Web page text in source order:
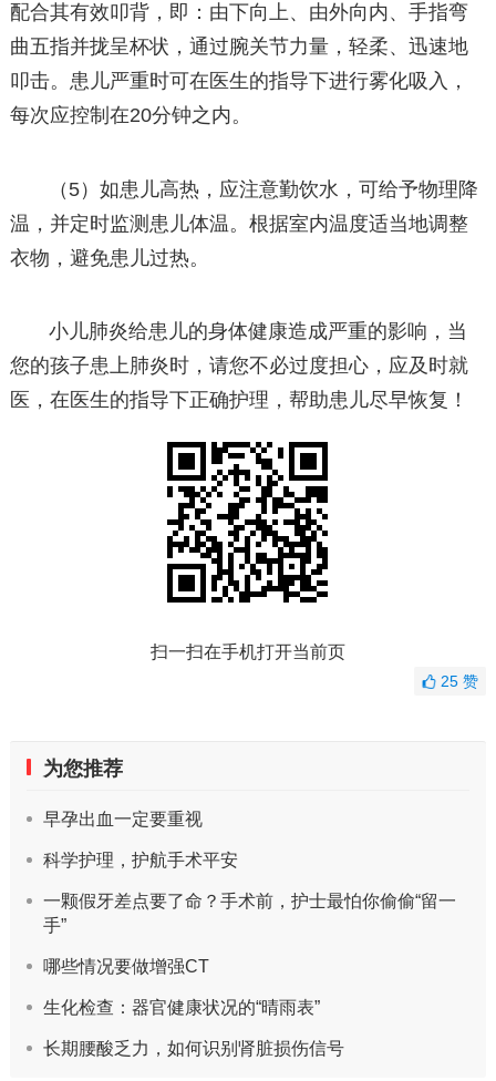
配合其有效叩背，即：由下向上、由外向内、手指弯
曲五指并拢呈杯状，通过腕关节力量，轻柔、迅速地
叩击。患儿严重时可在医生的指导下进行雾化吸入，
每次应控制在20分钟之内。
（5）如患儿高热，应注意勤饮水，可给予物理降
温，并定时监测患儿体温。根据室内温度适当地调整
衣物，避免患儿过热。
小儿肺炎给患儿的身体健康造成严重的影响，当
您的孩子患上肺炎时，请您不必过度担心，应及时就
医，在医生的指导下正确护理，帮助患儿尽早恢复！
扫一扫在手机打开当前页
25赞
为您推荐
早孕出血一定要重视
科学护理，护航手术平安
一颗假牙差点要了命？手术前，护士最怕你偷偷“留一
手”
哪些情况要做增强CT
生化检查：器官健康状况的“晴雨表”
长期腰酸乏力，如何识别肾脏损伤信号